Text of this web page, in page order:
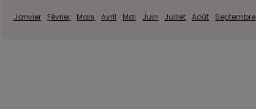
Janvier Février Mars Avril Mai Juin Juillet Août Septembre